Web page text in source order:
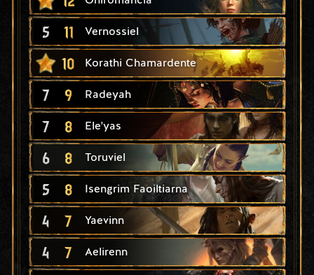
5 11 Vernossiel
10 Korathi Chamardente
7 9 Radeyah
7 8 Ele'yas
6 8 Toruviel
5 8 Isengrim Faoiltiarna
4 7 Yaevinn
4 7 Aelirenn